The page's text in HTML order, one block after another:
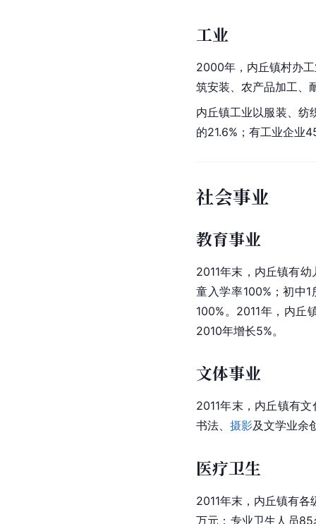
工业
2000年，内丘镇村办
筑安装、农产品加工、
内丘镇工业以服装、纺
的21.6%；有工业企业
社会事业
教育事业
2011年末，内丘镇有
童入学率100%；初中
100%。2011年，内丘
2010年增长5%。
文体事业
2011年末，内丘镇有
书法、 摄影及文学业余
医疗卫生
2011年末，内丘镇有
万元；专业卫生人员